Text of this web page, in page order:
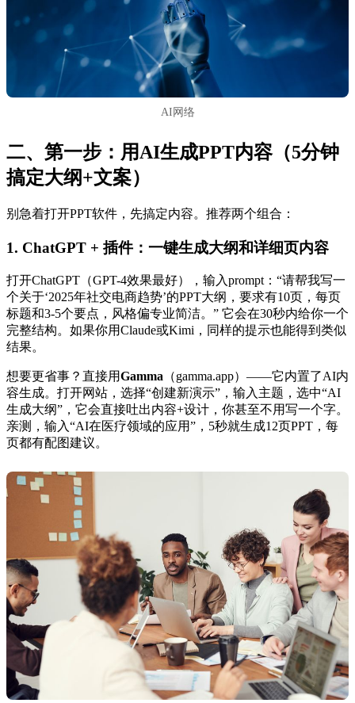
AI网络
二、第一步：用AI生成PPT内容（5分钟
搞定大纲+文案）
别急着打开PPT软件，先搞定内容。推荐两个组合：
1. ChatGPT + 插件：一键生成大纲和详细页内容
打开ChatGPT（GPT-4效果最好），输入prompt：“请帮我写一
个关于‘2025年社交电商趋势’的PPT大纲，要求有10页，每页
标题和3-5个要点，风格偏专业简洁。” 它会在30秒内给你一个
完整结构。如果你用Claude或Kimi，同样的提示也能得到类似
结果。
想要更省事？直接用Gamma （gamma.app）——它内置了AI内
容生成。打开网站，选择“创建新演示”，输入主题，选中“AI
生成大纲”，它会直接吐出内容+设计，你甚至不用写一个字。
亲测，输入“AI在医疗领域的应用”，5秒就生成12页PPT，每
页都有配图建议。